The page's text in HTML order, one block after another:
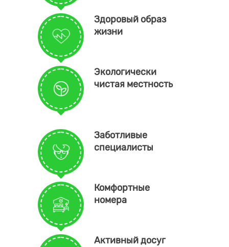
Здоровый образ
жизни
Экологически
чистая местность
Заботливые
специалисты
Комфортные
номера
Активный досуг